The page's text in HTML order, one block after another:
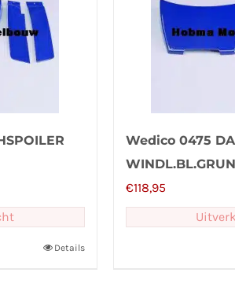
Details
Wedico 0475
WINDL.BL.GRUN
€118,95